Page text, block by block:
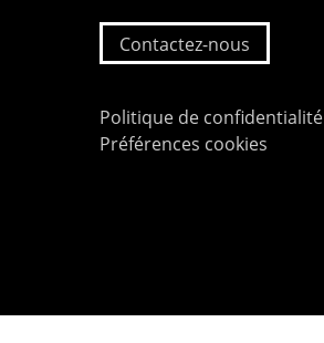
Contactez-nous
Politique de confidentialité
Préférences cookies